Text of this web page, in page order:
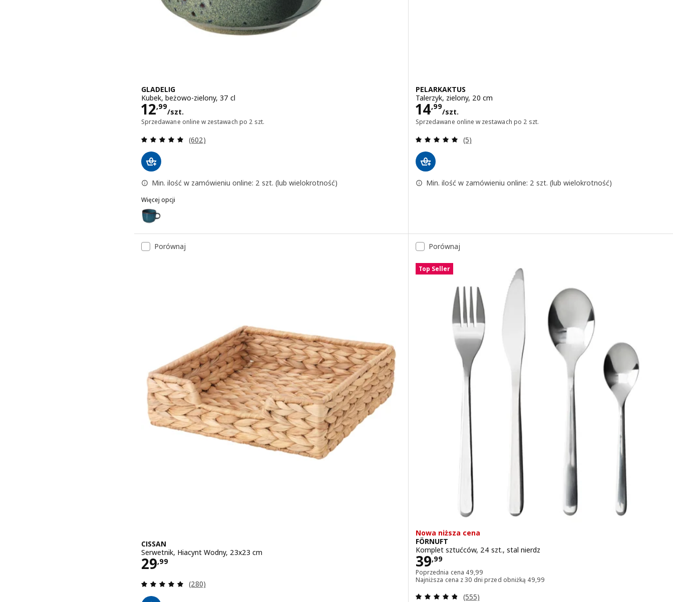
GLADELIG
Kubek, beżowo-zielony, 37 cl
12,99
/szt.
Cena 12,99/szt.
Sprzedawane online w zestawach po 2 szt.
Recenzja: 4.9 z 5 gwiazdki. Łączna liczba recenzji:
(602)
Min. ilość w zamówieniu online: 2 szt. (lub wielokrotność)
Więcej opcji
GLADELIG
Wariant: GLADELIG, Kubek, niebieski, 37 cl
Wariant: GLADELIG, Kubek, ciemnoszary, 37 cl
Wariant: GLADELIG, Kubek, szary, 37 cl
PELARKAKTUS
Talerzyk, zielony, 20 cm
14,99
/szt.
Cena 14,99/szt.
Sprzedawane online w zestawach po 2 szt.
Recenzja: 5 z 5 gwiazdki. Łączna liczba recenzji:
(5)
Min. ilość w zamówieniu online: 2 szt. (lub wielokrotność)
Porównaj
CISSAN
Serwetnik, Hiacynt Wodny, 23x23 cm
29,99
Cena 29,99
Recenzja: 4.9 z 5 gwiazdki. Łączna liczba recenzji:
(280)
Porównaj
Top Seller
Nowa niższa cena
FÖRNUFT
Komplet sztućców, 24 szt., stal nierdz
39,99
Cena 39,99
Poprzednia cena 49,99
Poprzednia cena 49,99
Najniższa cena z 30 dni przed obniżką 49,99
Najniższa cena z 30 dni przed obniżką 49,99
Recenzja: 4.8 z 5 gwiazdki. Łączna liczba recenzji:
(555)